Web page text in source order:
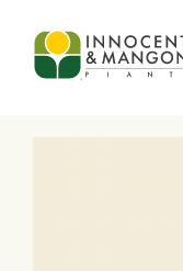
Skip to main content